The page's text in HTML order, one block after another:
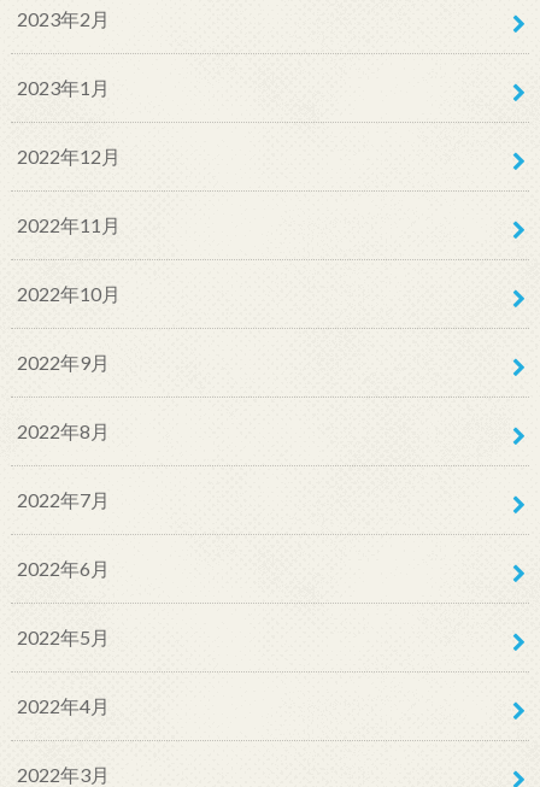
2023年2月
2023年1月
2022年12月
2022年11月
2022年10月
2022年9月
2022年8月
2022年7月
2022年6月
2022年5月
2022年4月
2022年3月